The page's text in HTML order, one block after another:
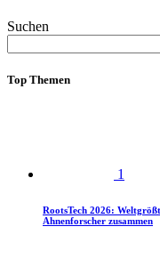
Suchen
Top Themen
1
RootsTech 2026:
Ahnenforscher zusammen